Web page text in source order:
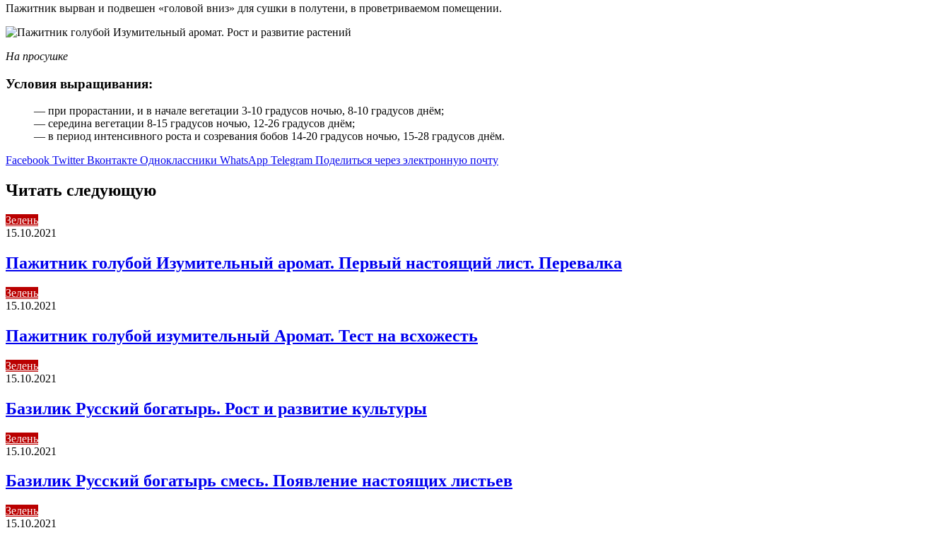
Пажитник вырван и подвешен «головой вниз» для сушки в полутени, в проветриваемом помещении.
На просушке
Условия выращивания:
— при прорастании, и в начале вегетации 3-10 градусов ночью, 8-10 градусов днём;
— середина вегетации 8-15 градусов ночью, 12-26 градусов днём;
— в период интенсивного роста и созревания бобов 14-20 градусов ночью, 15-28 градусов днём.
Facebook Twitter Вконтакте Одноклассники WhatsApp Telegram Поделиться через электронную почту
Читать следующую
Зелень
15.10.2021
Пажитник голубой Изумительный аромат. Первый настоящий лист. Перевалка
Зелень
15.10.2021
Пажитник голубой изумительный Аромат. Тест на всхожесть
Зелень
15.10.2021
Базилик Русский богатырь. Рост и развитие культуры
Зелень
15.10.2021
Базилик Русский богатырь смесь. Появление настоящих листьев
Зелень
15.10.2021